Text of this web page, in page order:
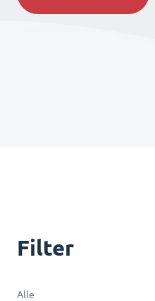
Filter
Alle